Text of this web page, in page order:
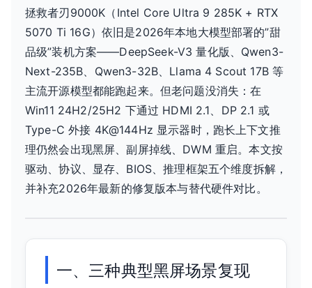
器
黑
屏？
Win11
25H2
+
vLLM
0.8
完
整
排
拯救者刃9000K（Intel Core Ultra 9 285K + RTX
5070 Ti 16G）依旧是2026年本地大模型部署的”甜
品级”装机方案——DeepSeek-V3 量化版、Qwen3-
Next-235B、Qwen3-32B、Llama 4 Scout 17B 等
主流开源模型都能跑起来。但老问题没消失：在
Win11 24H2/25H2 下通过 HDMI 2.1、DP 2.1 或
Type-C 外接 4K@144Hz 显示器时，跑长上下文推
理仍然会出现黑屏、副屏掉线、DWM 重启。本文按
驱动、协议、显存、BIOS、推理框架五个维度拆解，
并补充2026年最新的修复版本与替代硬件对比。
一、三种典型黑屏场景复现